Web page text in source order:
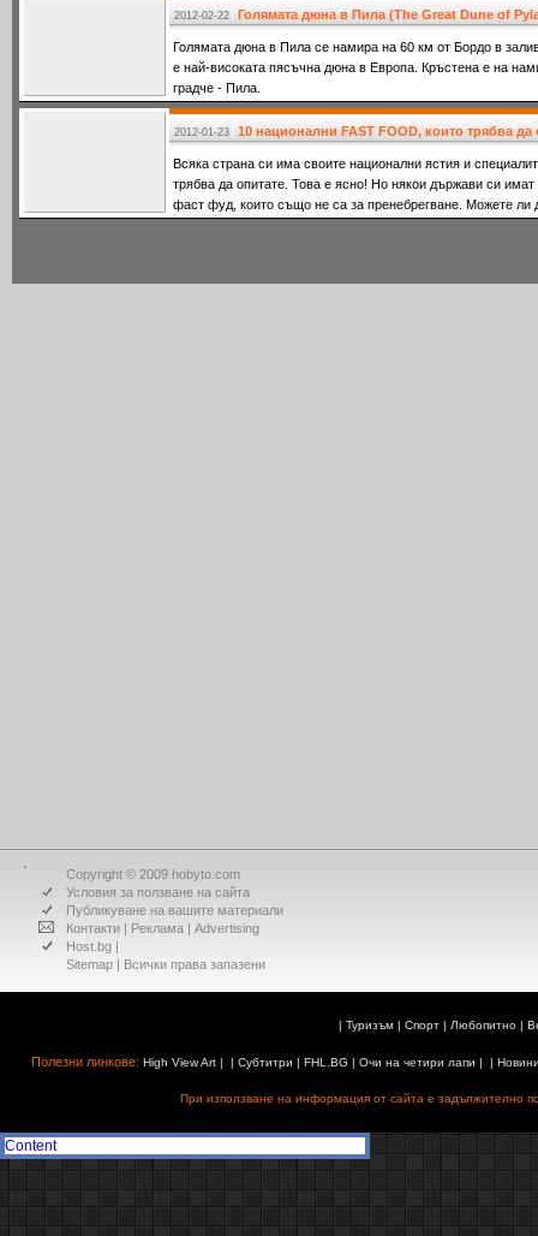
2012-02-22 Голямата дюна в Пила (The Great Dune of
Голямата дюна в Пила се намира на 60 км от Бордо в
е най-високата пясъчна дюна в Европа. Кръстена е на
градче - Пила.
2012-01-23 10 национални FAST FOOD, които трябва да
Всяка страна си има своите национални ястия и
трябва да опитате. Това е ясно! Но някои държави си
фаст фуд, които също не са за пренебрегване. Можете ли
Copyright © 2009 hobyto.com
Условия за ползване на сайта
Публикуване на вашите материали
Контакти
Реклама
Advertising
Host.bg
Sitemap | Всички права запазени
Туризъм| Спорт| Любопитно|
Полезни линкове: High View Art| | Субтитри FHL.BG Очи на четири лапи
При използване на информация от сайта е задължително
Content